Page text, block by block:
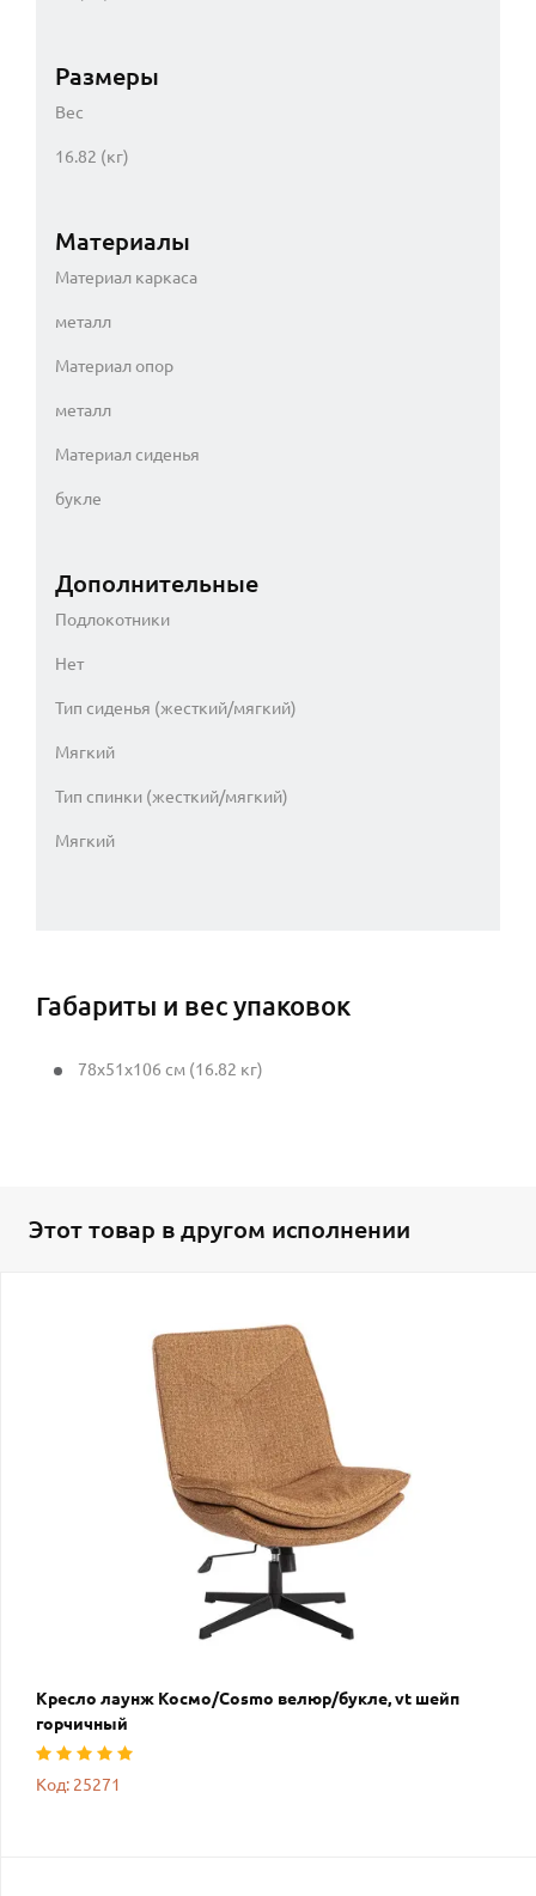
Размеры
Вес
16.82 (кг)
Материалы
Материал каркаса
металл
Материал опор
металл
Материал сиденья
букле
Дополнительные
Подлокотники
Нет
Тип сиденья (жесткий/мягкий)
Мягкий
Тип спинки (жесткий/мягкий)
Мягкий
Габариты и вес упаковок
78x51x106 см (16.82 кг)
Этот товар в другом исполнении
Кресло лаунж Космо/Cosmo велюр/букле, vt шейп
горчичный
Код: 25271